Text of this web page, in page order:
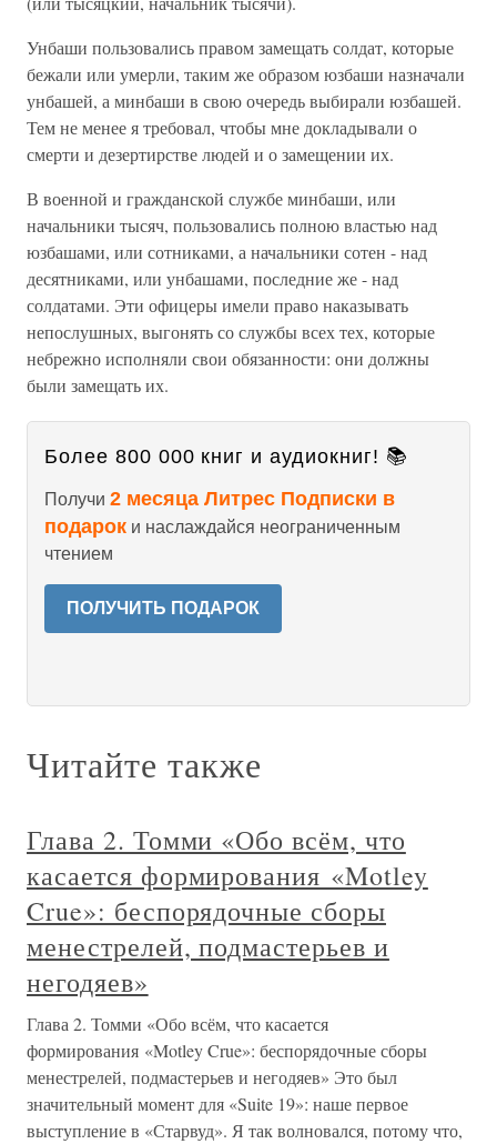
Унбаши пользовались правом замещать солдат, которые
бежали или умерли, таким же образом юзбаши назначали
унбашей, а минбаши в свою очередь выбирали юзбашей.
Тем не менее я требовал, чтобы мне докладывали о
смерти и дезертирстве людей и о замещении их.
В военной и гражданской службе минбаши, или
начальники тысяч, пользовались полною властью над
юзбашами, или сотниками, а начальники сотен - над
десятниками, или унбашами, последние же - над
солдатами. Эти офицеры имели право наказывать
непослушных, выгонять со службы всех тех, которые
небрежно исполняли свои обязанности: они должны
были замещать их.
Более 800 000 книг и аудиокниг! 📚
Получи 2 месяца Литрес Подписки в
подарок и наслаждайся неограниченным
чтением
ПОЛУЧИТЬ ПОДАРОК
Читайте также
Глава 2. Томми «Обо всём, что
касается формирования «Motley
Crue»: беспорядочные сборы
менестрелей, подмастерьев и
негодяев»
Глава 2. Томми «Обо всём, что касается
формирования «Motley Crue»: беспорядочные сборы
менестрелей, подмастерьев и негодяев» Это был
значительный момент для «Suite 19»: наше первое
выступление в «Старвуд». Я так волновался, потому что,